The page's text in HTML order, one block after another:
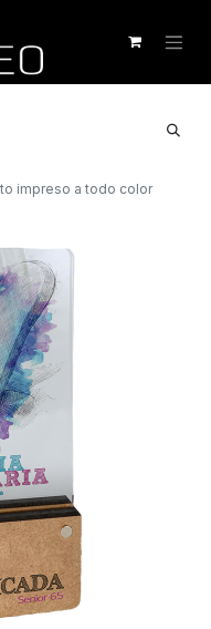
impreso a todo color